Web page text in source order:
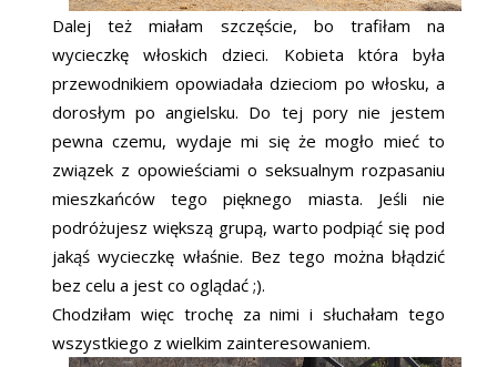
Dalej też miałam szczęście, bo trafiłam na
wycieczkę włoskich dzieci. Kobieta która była
przewodnikiem opowiadała dzieciom po włosku, a
dorosłym po angielsku. Do tej pory nie jestem
pewna czemu, wydaje mi się że mogło mieć to
związek z opowieściami o seksualnym rozpasaniu
mieszkańców tego pięknego miasta. Jeśli nie
podróżujesz większą grupą, warto podpiąć się pod
jakąś wycieczkę właśnie. Bez tego można błądzić
bez celu a jest co oglądać ;).
Chodziłam więc trochę za nimi i słuchałam tego
wszystkiego z wielkim zainteresowaniem.